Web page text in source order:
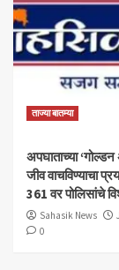
ताज्या बातम्या
अपघाताच्या
जीव वाचविण्याचा
361 वर पोलिसांचे
Sahasik News
0